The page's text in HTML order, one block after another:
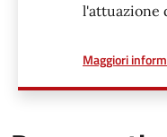
l'attuazione
Maggiori